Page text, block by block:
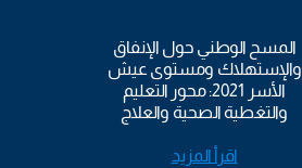
المسح الوطني حول الإنفاق
والإستهلاك ومستوى عيش
الأسر 2021: محور التعليم
والتغطية الصحية والعلاج
اقرأ المزيد